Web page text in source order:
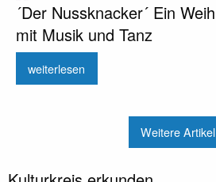
´Der Nussknacker´ Ein
mit Musik und Tanz
weiterlesen
Weitere Artikel